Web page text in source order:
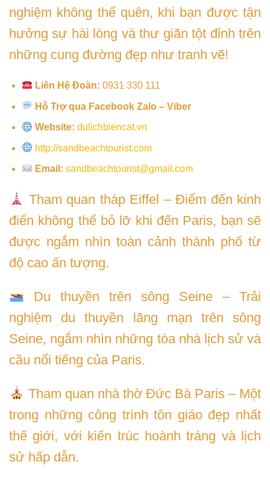
nghiệm không thể quên, khi bạn được tận
hưởng sự hài lòng và thư giãn tột đỉnh trên
những cung đường đẹp như tranh vẽ!
Liên Hệ Đoàn: 0931 330 111
Hỗ Trợ qua Facebook Zalo – Viber
Website: dulichbiencat.vn
http://sandbeachtourist.com
Email: sandbeachtourist@gmail.com
Tham quan tháp Eiffel – Điểm đến kinh
điển không thể bỏ lỡ khi đến Paris, bạn sẽ
được ngắm nhìn toàn cảnh thành phố từ
độ cao ấn tượng.
Du thuyền trên sông Seine – Trải
nghiệm du thuyền lãng mạn trên sông
Seine, ngắm nhìn những tòa nhà lịch sử và
cầu nổi tiếng của Paris.
Tham quan nhà thờ Đức Bà Paris – Một
trong những công trình tôn giáo đẹp nhất
thế giới, với kiến trúc hoành tráng và lịch
sử hấp dẫn.